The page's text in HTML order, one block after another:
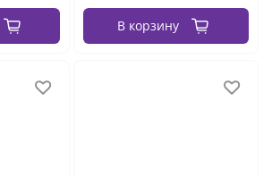
В корзину